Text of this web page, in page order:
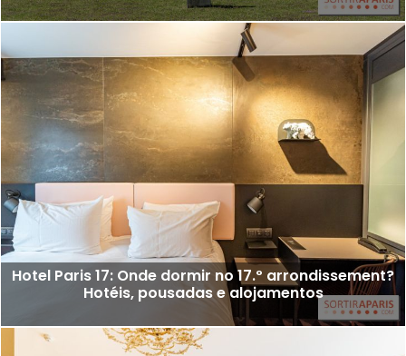
Hotel Paris 17: Onde dormir no 17.º arrondissement?
Hotéis, pousadas e alojamentos